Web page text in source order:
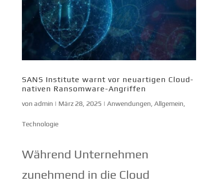
SANS Institute warnt vor neuartigen Cloud-
nativen Ransomware-Angriffen
von admin | März 28, 2025 | Anwendungen Allgemein
Technologie
Während Unternehmen
zunehmend in die Cloud